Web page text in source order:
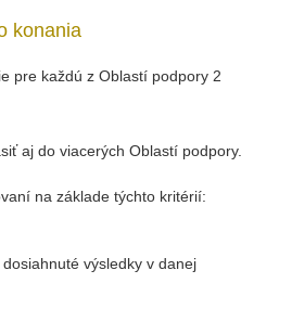
konania
pre každú z Oblastí podpory 2
aj do viacerých Oblastí podpory.
na základe týchto kritérií:
výsledky v danej